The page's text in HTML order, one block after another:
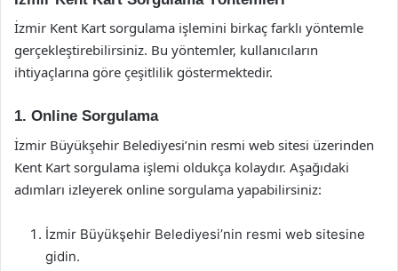
İzmir Kent Kart sorgulama işlemini birkaç farklı yöntemle
gerçekleştirebilirsiniz. Bu yöntemler, kullanıcıların
ihtiyaçlarına göre çeşitlilik göstermektedir.
1. Online Sorgulama
İzmir Büyükşehir Belediyesi’nin resmi web sitesi üzerinden
Kent Kart sorgulama işlemi oldukça kolaydır. Aşağıdaki
adımları izleyerek online sorgulama yapabilirsiniz:
İzmir Büyükşehir Belediyesi’nin resmi web sitesine
gidin.